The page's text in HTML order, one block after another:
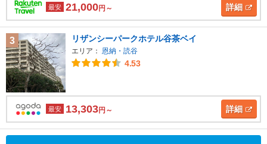
最安 21,000円～ 詳細
3 リザンシーパークホテル谷茶ベイ
エリア： 恩納・読谷
4.53
最安 13,303円～ 詳細